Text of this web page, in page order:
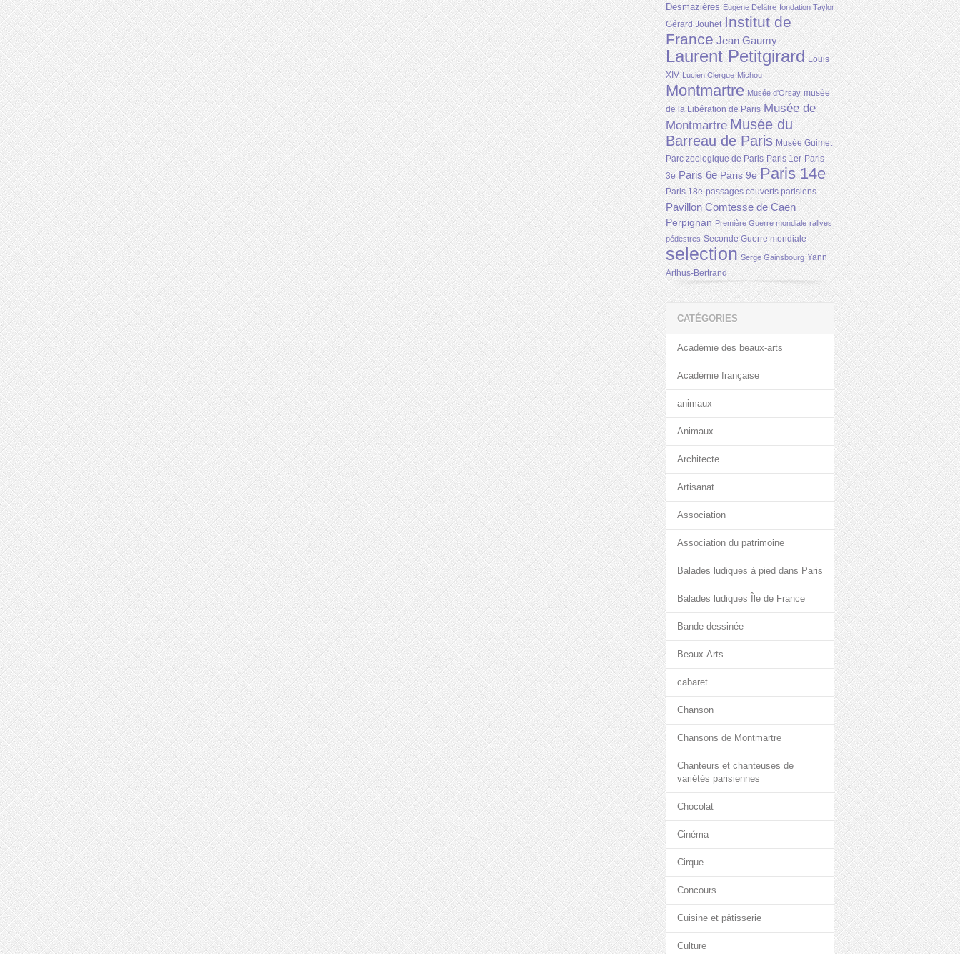
Desmazières Eugène Delâtre fondation Taylor
Gérard Jouhet Institut de
France Jean Gaumy
Laurent Petitgirard Louis
XIV Lucien Clergue Michou
Montmartre Musée d'Orsay musée
de la Libération de Paris Musée de
Montmartre Musée du
Barreau de Paris Musée Guimet
Parc zoologique de Paris Paris 1er Paris
3e Paris 6e Paris 9e Paris 14e
Paris 18e passages couverts parisiens
Pavillon Comtesse de Caen
Perpignan Première Guerre mondiale rallyes
pédestres Seconde Guerre mondiale
selection Serge Gainsbourg Yann
Arthus-Bertrand
CATÉGORIES
Académie des beaux-arts
Académie française
animaux
Animaux
Architecte
Artisanat
Association
Association du patrimoine
Balades ludiques à pied dans Paris
Balades ludiques Île de France
Bande dessinée
Beaux-Arts
cabaret
Chanson
Chansons de Montmartre
Chanteurs et chanteuses de
variétés parisiennes
Chocolat
Cinéma
Cirque
Concours
Cuisine et pâtisserie
Culture